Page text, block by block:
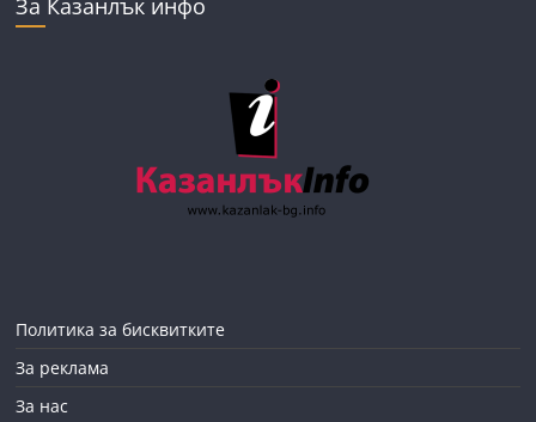
За Казанлък инфо
Политика за бисквитките
За реклама
За нас